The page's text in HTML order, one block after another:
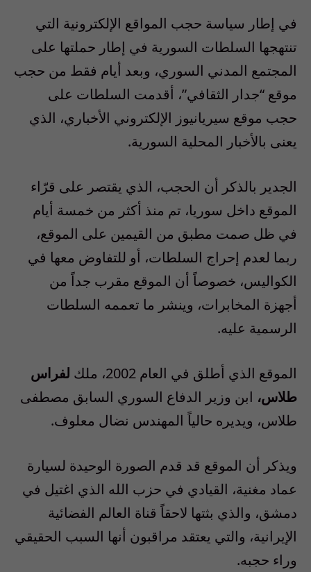
في إطار سياسة حجب المواقع الإلكترونية التي
تنتهجها السلطات السورية في إطار حملتها على
المجتمع المدني السوري، وبعد أيام فقط من حجب
موقع “جدار الثقافي”، أقدمت السلطات على
حجب موقع سيريانيوز الإلكتروني الأخباري، الذي
يعنى بالأخبار المحلية السورية.
الجدير بالذكر أن الحجب، الذي يقتصر على قرّاء
الموقع داخل سوريا، تم منذ أكثر من خمسة أيام
في ظل صمت مطبق من القيمين على الموقع،
ربما لعدم إحراج السلطات، أو للتفاوض معها في
الكواليس، خصوصاً أن الموقع مقرب جداً من
أجهزة المخابرات، وينشر ما تعممه السلطات
الرسمية عليه.
الموقع الذي أطلق في العام 2002، ملك
لفراس
طلاس، ابن وزير الدفاع السوري السابق مصطفى
طلاس، ويديره حالياً المهندس نضال معلوف.
ويذكر أن الموقع قد قدم الصورة الوحيدة لسيارة
عماد مغنية، القيادي في حزب الله الذي اغتيل في
دمشق، والذي بثتها لاحقاً قناة العالم الفضائية
الإيرانية، والتي يعتقد مراقبون أنها السبب الحقيقي
وراء حجبه.